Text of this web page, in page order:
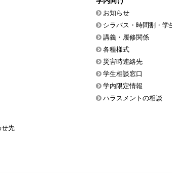
お知らせ
シラバス・時間割・学
講義・履修関係
各種様式
災害時連絡先
学生相談窓口
学内限定情報
ハラスメントの相談
せ先